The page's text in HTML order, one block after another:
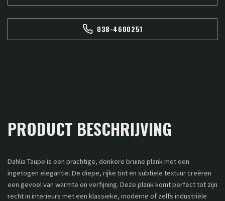
038-4600251
PRODUCT BESCHRIJVING
Dahlia Taupe is een prachtige, donkere bruine plank met een
ingetogen elegantie. De diepe, rijke tint en subtiele textuur creëren
een gevoel van warmte en verfijning. Deze plank komt perfect tot zijn
recht in interieurs met een klassieke, moderne of zelfs industriële